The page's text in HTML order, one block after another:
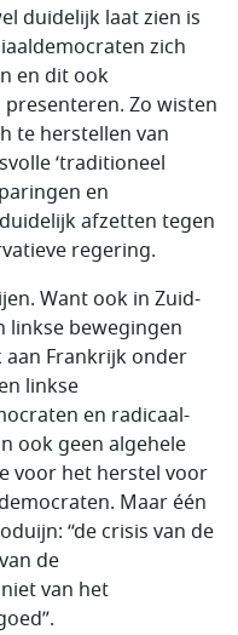
duidelijk laat zien is
zich
en dit ook
Zo wisten
te herstellen van
‘traditioneel
en
afzetten tegen
regering.
Want ook in Zuid-
linkse bewegingen
aan Frankrijk onder
linkse
en radicaal-
ook geen algehele
voor het herstel voor
Maar één
“de crisis van de
de
van het